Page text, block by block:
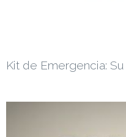
Kit de Emergencia: